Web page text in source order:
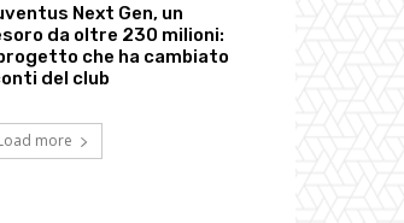
Next Gen, un
da oltre 230 milioni:
che ha cambiato
del club
more